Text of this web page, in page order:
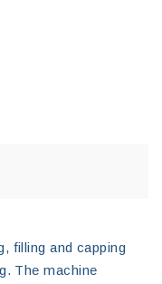
filling and capping
The machine